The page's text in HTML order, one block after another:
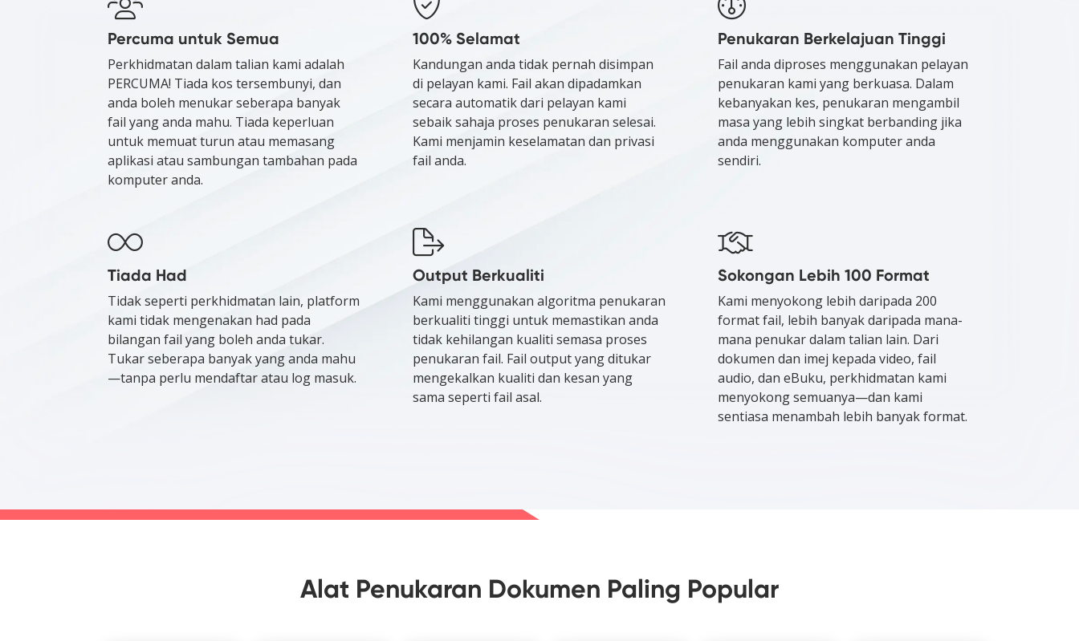
Percuma untuk Semua
Perkhidmatan dalam talian kami adalah
PERCUMA! Tiada kos tersembunyi, dan
anda boleh menukar seberapa banyak
fail yang anda mahu. Tiada keperluan
untuk memuat turun atau memasang
aplikasi atau sambungan tambahan pada
komputer anda.
100% Selamat
Kandungan anda tidak pernah disimpan
di pelayan kami. Fail akan dipadamkan
secara automatik dari pelayan kami
sebaik sahaja proses penukaran selesai.
Kami menjamin keselamatan dan privasi
fail anda.
Penukaran Berkelajuan Tinggi
Fail anda diproses menggunakan pelayan
penukaran kami yang berkuasa. Dalam
kebanyakan kes, penukaran mengambil
masa yang lebih singkat berbanding jika
anda menggunakan komputer anda
sendiri.
Tiada Had
Tidak seperti perkhidmatan lain, platform
kami tidak mengenakan had pada
bilangan fail yang boleh anda tukar.
Tukar seberapa banyak yang anda mahu
—tanpa perlu mendaftar atau log masuk.
Output Berkualiti
Kami menggunakan algoritma penukaran
berkualiti tinggi untuk memastikan anda
tidak kehilangan kualiti semasa proses
penukaran fail. Fail output yang ditukar
mengekalkan kualiti dan kesan yang
sama seperti fail asal.
Sokongan Lebih 100 Format
Kami menyokong lebih daripada 200
format fail, lebih banyak daripada mana-
mana penukar dalam talian lain. Dari
dokumen dan imej kepada video, fail
audio, dan eBuku, perkhidmatan kami
menyokong semuanya—dan kami
sentiasa menambah lebih banyak format.
Alat Penukaran Dokumen Paling Popular